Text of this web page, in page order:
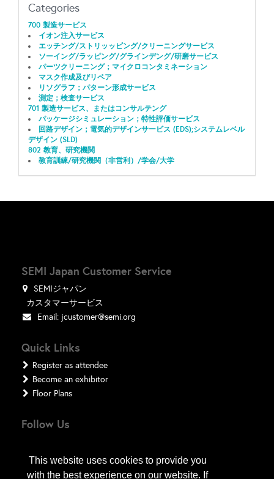
This website uses cookies to provide you
with the best experience on our website. If
Categories
700 製造サービス
イオン注入サービス
エッチング/ストリッッピング/クリーニングサービス
ソーイング/ラッピング/グラインデング/研磨サービス
パーツクリーニング；マイクロコンタミネーション
マスク作成及びリペア
リソグラフ；パターン形成サービス
測定；検査サービス
701 製造サービス、またはコンサルテング
パッケージシミュレーション；特性評価サービス
回路デザイン；電気的デザインサービス (EDS);システムレベル
デザイン (SLD)
802 教育、研究機関
教育訓練/研究機関（非営利）/学会/大学
SEMI Japan Customer Service
SEMIジャパン
カスタマーサービス
Email: jcustomer@semi.org
Quick Links
Register as attendee
Become an exhibitor
Floor Plans
Follow Us